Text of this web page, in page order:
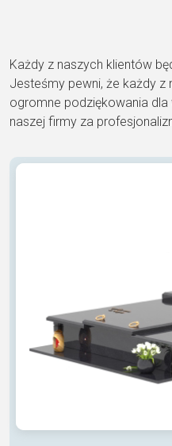
Każdy z naszych klientów
Jesteśmy pewni, że każdy z
ogromne podziękowania
naszej firmy za